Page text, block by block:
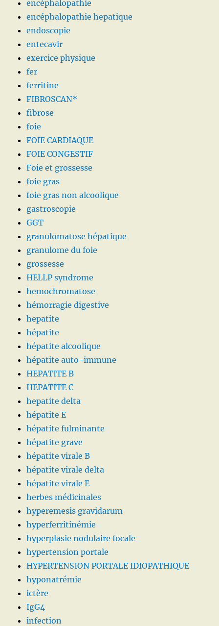
encéphalopathie
encéphalopathie hepatique
endoscopie
entecavir
exercice physique
fer
ferritine
FIBROSCAN*
fibrose
foie
FOIE CARDIAQUE
FOIE CONGESTIF
Foie et grossesse
foie gras
foie gras non alcoolique
gastroscopie
GGT
granulomatose hépatique
granulome du foie
grossesse
HELLP syndrome
hemochromatose
hémorragie digestive
hepatite
hépatite
hépatite alcoolique
hépatite auto-immune
HEPATITE B
HEPATITE C
hepatite delta
hépatite E
hépatite fulminante
hépatite grave
hépatite virale B
hépatite virale delta
hépatite virale E
herbes médicinales
hyperemesis gravidarum
hyperferritinémie
hyperplasie nodulaire focale
hypertension portale
HYPERTENSION PORTALE IDIOPATHIQUE
hyponatrémie
ictère
IgG4
infection